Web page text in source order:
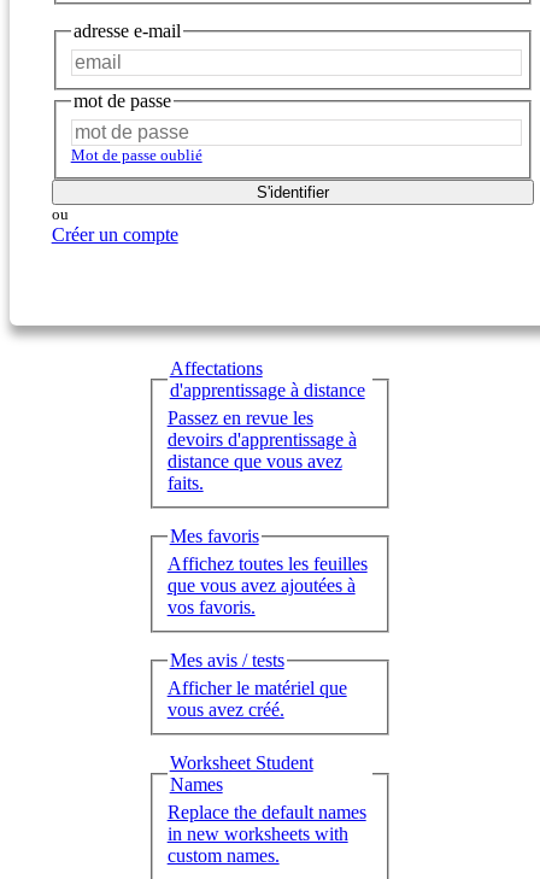
adresse e-mail
mot de passe
Mot de passe oublié
S'identifier
ou
Créer un compte
Affectations
d'apprentissage à distance
Passez en revue les
devoirs d'apprentissage à
distance que vous avez
faits.
Mes favoris
Affichez toutes les feuilles
que vous avez ajoutées à
vos favoris.
Mes avis / tests
Afficher le matériel que
vous avez créé.
Worksheet Student
Names
Replace the default names
in new worksheets with
custom names.